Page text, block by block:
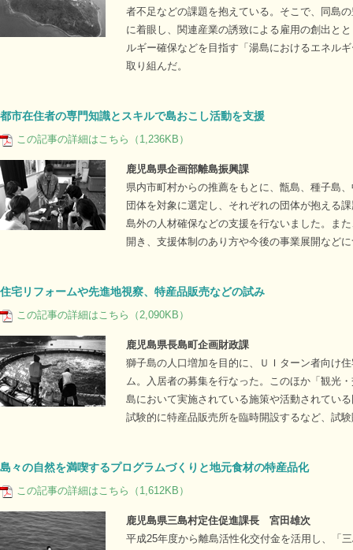
者不足などの課題を抱えている。そこで、同島
に着眼し、関連産業の誘致による雇用の創出と
ルギー確保などを目指す「湯島におけるエネル
取り組んだ。
都市在住者の専門知識とスキルで島おこし活動を支援
この記事の詳細はこちら（1,236KB）
鹿児島県企画部離島振興課
県内市町村からの推薦をもとに、甑島、種子島
団体を対象に選定し、それぞれの団体が抱える
島外の人材確保などの支援を行ないました。ま
開き、支援体制のあり方や今後の事業展開など
住宅リフォームや先進地視察、特産品販売などの試み
この記事の詳細はこちら（2,090KB）
鹿児島県長島町企画財政課
獅子島の人口増加を目的に、ＵＩターン者向け
ム。入居者の募集を行なった。このほか「観光
島において実施されている施策や活動されてい
試験的に特産品販売所を臨時開設するなど、試
島々の自然を満喫するプログラムづくりと地元食材の特産品化
この記事の詳細はこちら（1,612KB）
鹿児島県三島村定住促進課長 宮田雄次
平成25年度から離島活性化交付金を活用し、「